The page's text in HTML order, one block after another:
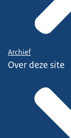
Archief
Over deze site